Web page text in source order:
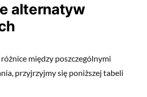
alternatyw
między poszczególnymi
przyjrzyjmy się poniższej tabeli